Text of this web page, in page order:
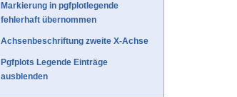
Markierung in pgfplotlegende
fehlerhaft übernommen
Achsenbeschriftung zweite X-Achse
Pgfplots Legende Einträge
ausblenden